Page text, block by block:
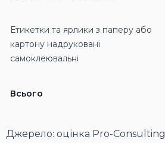
Етикетки та ярлики з паперу або
картону надруковані
самоклеювальні
Всього
Джерело: оцінка Pro-Consulting